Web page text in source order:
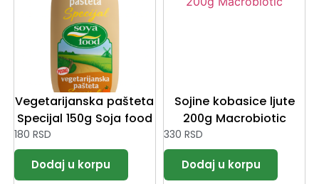
Vegetarijanska pašteta
Specijal 150g Soja food
180 RSD
Sojine kobasice ljute
200g Macrobiotic
330 RSD